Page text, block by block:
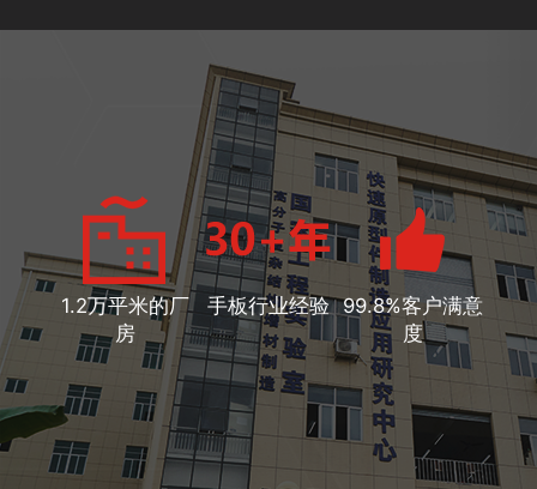
1.2万平米的厂
房
手板行业经验 99.8%客户满意
度